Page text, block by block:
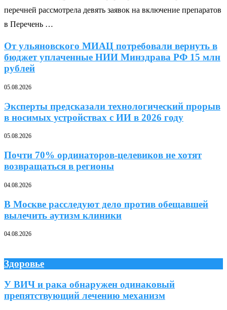
перечней рассмотрела девять заявок на включение препаратов
в Перечень …
От ульяновского МИАЦ потребовали вернуть в
бюджет уплаченные НИИ Минздрава РФ 15 млн
рублей
05.08.2026
Эксперты предсказали технологический прорыв
в носимых устройствах с ИИ в 2026 году
05.08.2026
Почти 70% ординаторов-целевиков не хотят
возвращаться в регионы
04.08.2026
В Москве расследуют дело против обещавшей
вылечить аутизм клиники
04.08.2026
Здоровье
У ВИЧ и рака обнаружен одинаковый
препятствующий лечению механизм